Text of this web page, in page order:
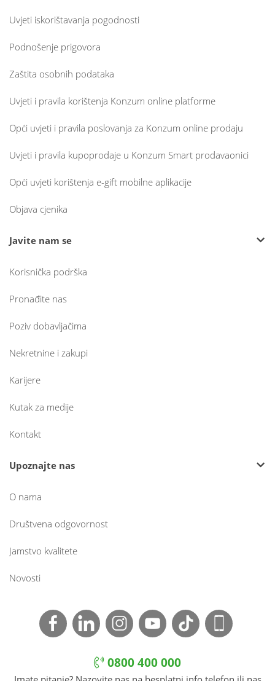
Uvjeti iskorištavanja pogodnosti
Podnošenje prigovora
Zaštita osobnih podataka
Uvjeti i pravila korištenja Konzum online platforme
Opći uvjeti i pravila poslovanja za Konzum online prodaju
Uvjeti i pravila kupoprodaje u Konzum Smart prodavaonici
Opći uvjeti korištenja e-gift mobilne aplikacije
Objava cjenika
Javite nam se
Korisnička podrška
Pronađite nas
Poziv dobavljačima
Nekretnine i zakupi
Karijere
Kutak za medije
Kontakt
Upoznajte nas
O nama
Društvena odgovornost
Jamstvo kvalitete
Novosti
0800 400 000